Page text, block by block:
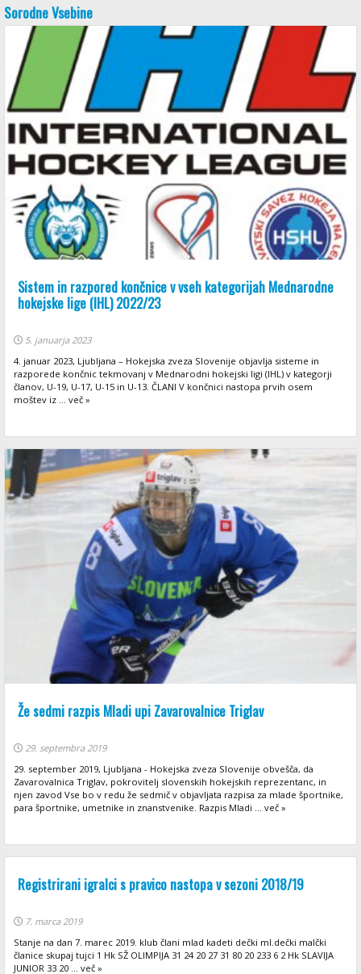
Sorodne Vsebine
Sistem in razpored končnice v vseh kategorijah Mednarodne
hokejske lige (IHL) 2022/23
5. januarja 2023
4. januar 2023, Ljubljana – Hokejska zveza Slovenije objavlja sisteme in
razporede končnic tekmovanj v Mednarodni hokejski ligi (IHL) v kategorji
članov, U-19, U-17, U-15 in U-13. ČLANI V končnici nastopa prvih osem
moštev iz ... več »
Že sedmi razpis Mladi upi Zavarovalnice Triglav
29. septembra 2019
29. september 2019, Ljubljana - Hokejska zveza Slovenije obvešča, da
Zavarovalnica Triglav, pokrovitelj slovenskih hokejskih reprezentanc, in
njen zavod Vse bo v redu že sedmič v objavljata razpisa za mlade športnike,
para športnike, umetnike in znanstvenike. Razpis Mladi ... več »
Registrirani igralci s pravico nastopa v sezoni 2018/19
7. marca 2019
Stanje na dan 7. marec 2019. klub člani mlad kadeti dečki ml.dečki malčki
članice skupaj tujci 1 Hk SŽ OLIMPIJA 31 24 20 27 31 80 20 233 6 2 Hk SLAVIJA
JUNIOR 33 20 ... več »